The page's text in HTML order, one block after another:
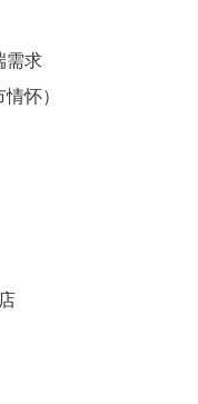
需求
怀）